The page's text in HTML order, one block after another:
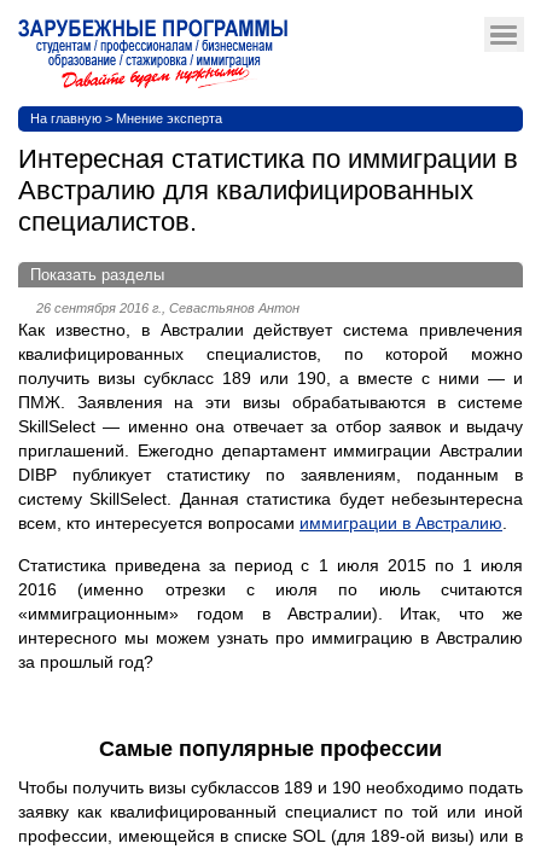
На главную > Мнение эксперта
Интересная статистика по иммиграции в
Австралию для квалифицированных
специалистов.
Показать разделы
26 сентября 2016 г., Севастьянов Антон
Как известно, в Австралии действует система привлечения
квалифицированных специалистов, по которой можно
получить визы субкласс 189 или 190, а вместе с ними — и
ПМЖ. Заявления на эти визы обрабатываются в системе
SkillSelect — именно она отвечает за отбор заявок и выдачу
приглашений. Ежегодно департамент иммиграции Австралии
DIBP публикует статистику по заявлениям, поданным в
систему SkillSelect. Данная статистика будет небезынтересна
всем, кто интересуется вопросами иммиграции в Австралию
Статистика приведена за период с 1 июля 2015 по 1 июля
2016 (именно отрезки с июля по июль считаются
«иммиграционным» годом в Австралии). Итак, что же
интересного мы можем узнать про иммиграцию в Австралию
за прошлый год?
Самые популярные профессии
Чтобы получить визы субклассов 189 и 190 необходимо подать
заявку как квалифицированный специалист по той или иной
профессии, имеющейся в списке SOL (для 189-ой визы) или в